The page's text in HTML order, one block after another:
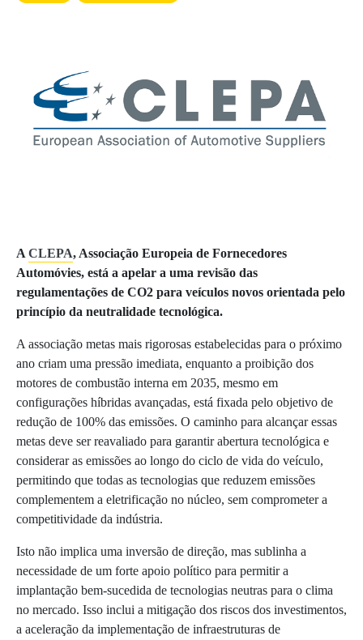
A CLEPA, Associação Europeia de Fornecedores
Automóvies, está a apelar a uma revisão das
regulamentações de CO2 para veículos novos orientada pelo
princípio da neutralidade tecnológica.
A associação metas mais rigorosas estabelecidas para o próximo
ano criam uma pressão imediata, enquanto a proibição dos
motores de combustão interna em 2035, mesmo em
configurações híbridas avançadas, está fixada pelo objetivo de
redução de 100% das emissões. O caminho para alcançar essas
metas deve ser reavaliado para garantir abertura tecnológica e
considerar as emissões ao longo do ciclo de vida do veículo,
permitindo que todas as tecnologias que reduzem emissões
complementem a eletrificação no núcleo, sem comprometer a
competitividade da indústria.
Isto não implica uma inversão de direção, mas sublinha a
necessidade de um forte apoio político para permitir a
implantação bem-sucedida de tecnologias neutras para o clima
no mercado. Isso inclui a mitigação dos riscos dos investimentos,
a aceleração da implementação de infraestruturas de